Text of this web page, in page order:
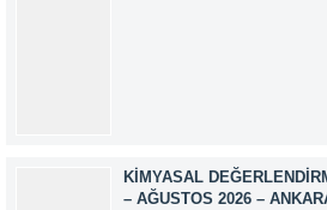
KIMYASAL
– AĞUSTOS 2026 –